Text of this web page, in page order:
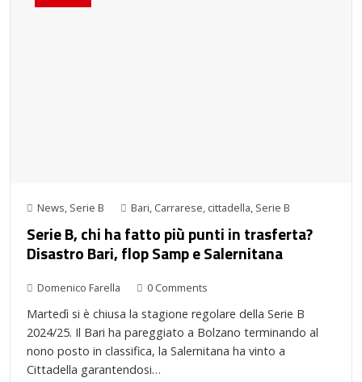
News, Serie B Bari, Carrarese, cittadella, Serie B
Serie B, chi ha fatto più punti in trasferta?
Disastro Bari, flop Samp e Salernitana
Domenico Farella 0 Comments
Martedì si è chiusa la stagione regolare della Serie B
2024/25. Il Bari ha pareggiato a Bolzano terminando al
nono posto in classifica, la Salernitana ha vinto a
Cittadella garantendosi…